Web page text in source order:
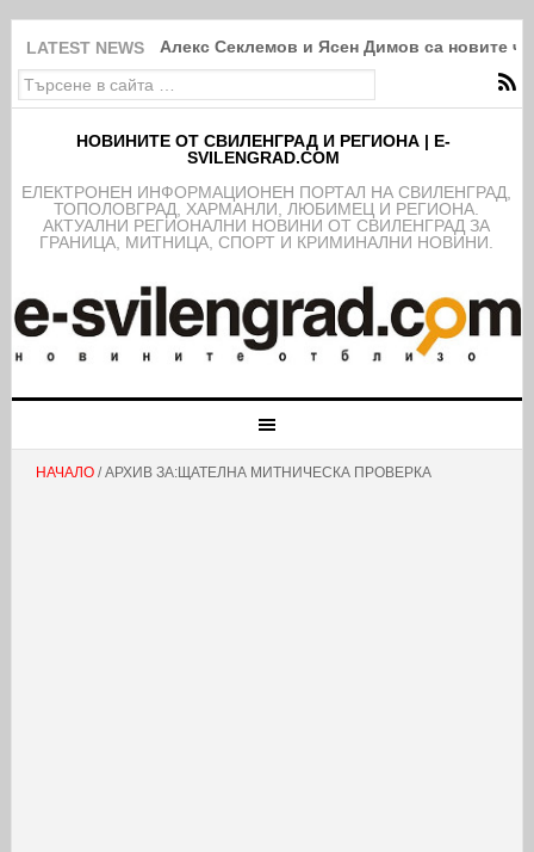
LATEST NEWS Алекс Секлемов и Ясен Димов са новите
НОВИНИТЕ ОТ СВИЛЕНГРАД И РЕГИОНА | E-
SVILENGRAD.COM
EЛЕКТРОНЕН ИНФОРМАЦИОНЕН ПОРТАЛ НА СВИЛЕНГРАД,
ТОПОЛОВГРАД, ХАРМАНЛИ, ЛЮБИМЕЦ И РЕГИОНА.
АКТУАЛНИ РЕГИОНАЛНИ НОВИНИ ОТ СВИЛЕНГРАД ЗА
ГРАНИЦА, МИТНИЦА, СПОРТ И КРИМИНАЛНИ НОВИНИ.
НАЧАЛО/ АРХИВ ЗА:ЩАТЕЛНА МИТНИЧЕСКА ПРОВЕРКА